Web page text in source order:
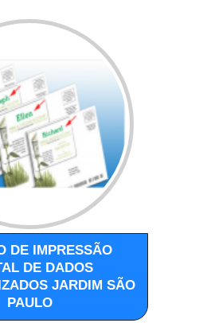
DE IMPRESSÃO
DE DADOS
JARDIM SÃO
PAULO